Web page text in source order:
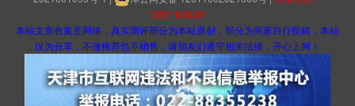
13821836301
本站文章收集至网络，真实测评部分为本站原创，部分为商家自行投稿，本站
仅为分享，不做推荐也不销售，请朋友们遵守相关法律，开心上网！